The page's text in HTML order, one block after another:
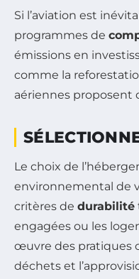
Si l’aviation est
programmes de
émissions en
comme la
aériennes proposent
Le choix de
environnemental de
critères de durabilité
engagées ou les
œuvre des pratiques
déchets et